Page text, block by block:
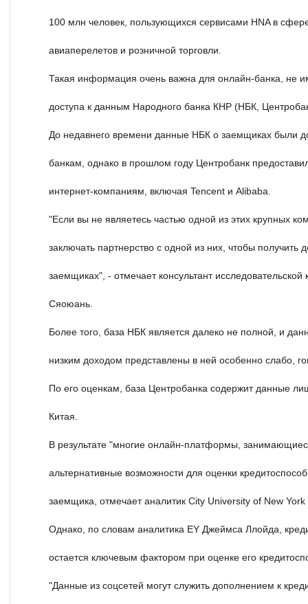
100 млн человек, пользующихся сервисами HNA в
авиаперелетов и розничной торговли.
Такая информация очень важна для онлайн-банка, не
доступа к данным Народного банка КНР (НБК,
До недавнего времени данные НБК о заемщиках были
банкам, однако в прошлом году Центробанк
интернет-компаниям, включая Tencent и Alibaba.
"Если вы не являетесь частью одной из этих крупных
заключать партнерство с одной из них, чтобы получить
заемщиках", - отмечает консультант
Сяоюань.
Более того, база НБК является далеко не полной, и
низким доходом представлены в ней особенно слабо,
По его оценкам, база Центробанка содержит данные
Китая.
В результате "многие онлайн-платформы,
альтернативные возможности для оценки
заемщика, отмечает аналитик City University of New
Однако, по словам аналитика EY Джеймса Ллойда,
остается ключевым фактором при оценке его
"Данные из соцсетей могут служить дополнением к